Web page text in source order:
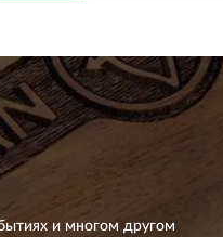
и многом другом